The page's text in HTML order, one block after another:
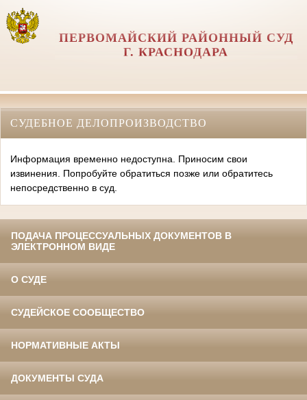
ПЕРВОМАЙСКИЙ РАЙОННЫЙ СУД
Г. КРАСНОДАРА
СУДЕБНОЕ ДЕЛОПРОИЗВОДСТВО
Информация временно недоступна. Приносим свои
извинения. Попробуйте обратиться позже или обратитесь
непосредственно в суд.
ПОДАЧА ПРОЦЕССУАЛЬНЫХ ДОКУМЕНТОВ В
ЭЛЕКТРОННОМ ВИДЕ
О СУДЕ
СУДЕЙСКОЕ СООБЩЕСТВО
НОРМАТИВНЫЕ АКТЫ
ДОКУМЕНТЫ СУДА